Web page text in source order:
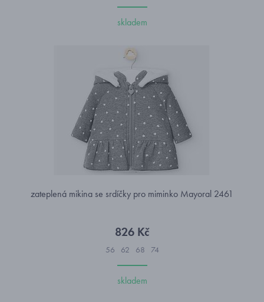
skladem
zateplená mikina se srdíčky pro miminko Mayoral 2461
826 Kč
56 62 68 74
skladem